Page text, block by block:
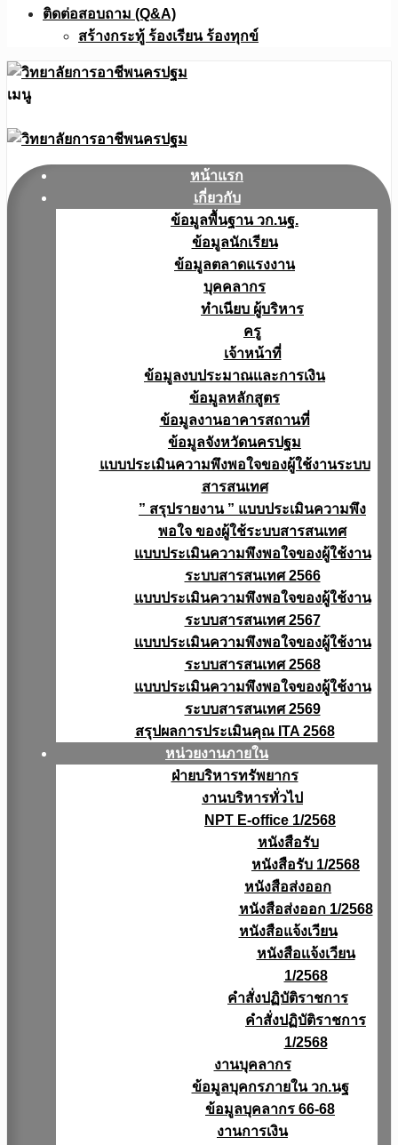
ติดต่อสอบถาม (Q&A)
สร้างกระทู้ ร้องเรียน ร้องทุกข์
เมนู
หน้าแรก
เกี่ยวกับ
ข้อมูลพื้นฐาน วก.นฐ.
ข้อมูลนักเรียน
ข้อมูลตลาดแรงงาน
บุคคลากร
ทำเนียบ ผู้บริหาร
ครู
เจ้าหน้าที่
ข้อมูลงบประมาณเเละการเงิน
ข้อมูลหลักสูตร
ข้อมูลงานอาคารสถานที่
ข้อมูลจังหวัดนครปฐม
แบบประเมินความพึงพอใจของผู้ใช้งานระบบ
สารสนเทศ
” สรุปรายงาน ” แบบประเมินความพึง
พอใจ ของผู้ใช้ระบบสารสนเทศ
แบบประเมินความพึงพอใจของผู้ใช้งาน
ระบบสารสนเทศ 2566
แบบประเมินความพึงพอใจของผู้ใช้งาน
ระบบสารสนเทศ 2567
แบบประเมินความพึงพอใจของผู้ใช้งาน
ระบบสารสนเทศ 2568
แบบประเมินความพึงพอใจของผู้ใช้งาน
ระบบสารสนเทศ 2569
สรุปผลการประเมินคุณ ITA 2568
หน่วยงานภายใน
ฝ่ายบริหารทรัพยากร
งานบริหารทั่วไป
NPT E-office 1/2568
หนังสือรับ
หนังสือรับ 1/2568
หนังสือส่งออก
หนังสือส่งออก 1/2568
หนังสือแจ้งเวียน
หนังสือเเจ้งเวียน
1/2568
คำสั่งปฏิบัติราชการ
คำสั่งปฏิบัติราชการ
1/2568
งานบุคลากร
ข้อมูลบุคกรภายใน วก.นฐ
ข้อมูลบุคลากร 66-68
งานการเงิน